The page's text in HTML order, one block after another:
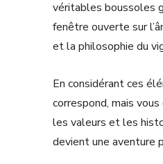
véritables boussoles
fenêtre ouverte sur
et la philosophie du
En considérant ces
correspond, mais
les valeurs et les
devient une aventure